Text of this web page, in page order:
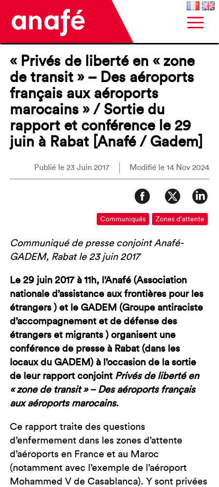
« Privés de liberté en « zone
de transit » – Des aéroports
français aux aéroports
marocains » / Sortie du
rapport et conférence le 29
juin à Rabat [Anafé / Gadem]
Publié le 23 Juin 2017 Modifié le 14 Nov 2024
Communiqués Zones d'attente
Communiqué de presse conjoint Anafé-
GADEM, Rabat le 23 juin 2017
Le 29 juin 2017 à 11h, l’Anafé (Association
nationale d’assistance aux frontières pour les
étrangers ) et le GADEM (Groupe antiraciste
d’accompagnement et de défense des
étrangers et migrants ) organisent une
conférence de presse à Rabat (dans les
locaux du GADEM) à l’occasion de la sortie
de leur rapport conjoint Privés de liberté en
« zone de transit » – Des aéroports français
aux aéroports marocains.
Ce rapport traite des questions
d’enfermement dans les zones d’attente
d’aéroports en France et au Maroc
(notamment avec l’exemple de l’aéroport
Mohammed V de Casablanca). Y sont privées